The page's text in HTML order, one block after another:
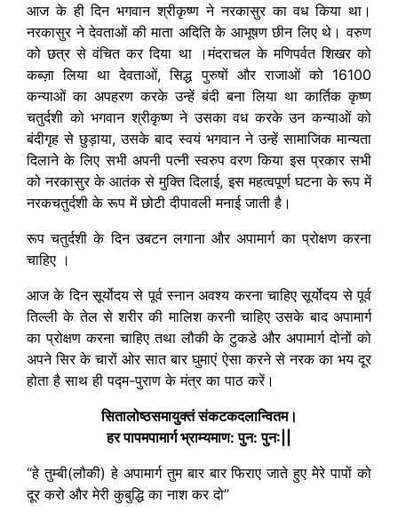
आज के ही दिन भगवान श्रीकृष्ण ने नरकासुर का वध किया था।
नरकासुर ने देवताओं की माता अदिति के आभूषण छीन लिए थे। वरुण
को छत्र से वंचित कर दिया था ।मंदराचल के मणिपर्वत शिखर को
कब्ज़ा लिया था देवताओं, सिद्ध पुरुषों और राजाओं को 16100
कन्याओं का अपहरण करके उन्हें बंदी बना लिया था कार्तिक कृष्ण
चतुर्दशी को भगवान श्रीकृष्ण ने उसका वध करके उन कन्याओं को
बंदीगृह से छुड़ाया, उसके बाद स्वयं भगवान ने उन्हें सामाजिक मान्यता
दिलाने के लिए सभी अपनी पत्नी स्वरुप वरण किया इस प्रकार सभी
को नरकासुर के आतंक से मुक्ति दिलाई, इस महत्वपूर्ण घटना के रूप में
नरकचतुर्दशी के रूप में छोटी दीपावली मनाई जाती है।
रूप चतुर्दशी के दिन उबटन लगाना और अपामार्ग का प्रोक्षण करना
चाहिए ।
आज के दिन सूर्योदय से पूर्व स्नान अवश्य करना चाहिए सूर्योदय से पूर्व
तिल्ली के तेल से शरीर की मालिश करनी चाहिए उसके बाद अपामार्ग
का प्रोक्षण करना चाहिए तथा लौकी के टुकडे और अपामार्ग दोनों को
अपने सिर के चारों ओर सात बार घुमाएं ऐसा करने से नरक का भय दूर
होता है साथ ही पद्म-पुराण के मंत्र का पाठ करें।
सितालोष्ठसमायुक्तं संकटकदलान्वितम।
हर पापमपामार्ग भ्राम्यमाण: पुन: पुन:||
“हे तुम्बी(लौकी) हे अपामार्ग तुम बार बार फिराए जाते हुए मेरे पापों को
दूर करो और मेरी कुबुद्धि का नाश कर दो”